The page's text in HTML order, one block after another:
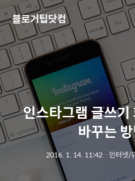
블로거팁닷컴
인스타그램 글쓰기
바꾸는
2016. 1. 14. 11:42 ㆍ 인터넷/